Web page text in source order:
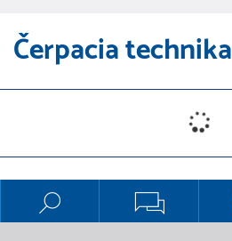
Čerpacia technika